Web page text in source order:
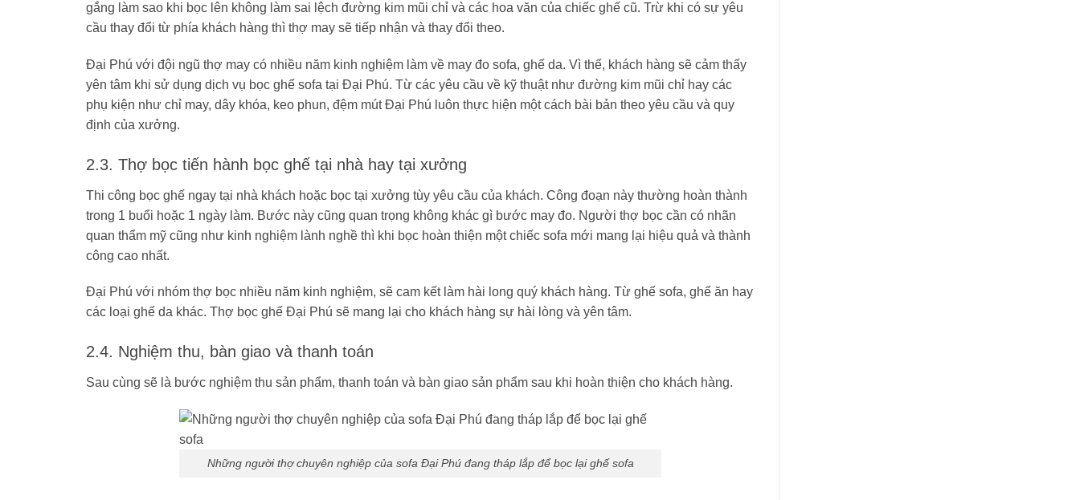
gắng làm sao khi bọc lên không làm sai lệch đường kim mũi chỉ và các hoa văn của chiếc ghế cũ. Trừ khi có sự yêu
cầu thay đổi từ phía khách hàng thì thợ may sẽ tiếp nhận và thay đổi theo.
Đại Phú với đội ngũ thợ may có nhiều năm kinh nghiệm làm về may đo sofa, ghế da. Vì thế, khách hàng sẽ cảm thấy
yên tâm khi sử dụng dịch vụ bọc ghế sofa tại Đại Phú. Từ các yêu cầu về kỹ thuật như đường kim mũi chỉ hay các
phụ kiện như chỉ may, dây khóa, keo phun, đệm mút Đại Phú luôn thực hiện một cách bài bản theo yêu cầu và quy
định của xưởng.
2.3. Thợ bọc tiến hành bọc ghế tại nhà hay tại xưởng
Thi công bọc ghế ngay tại nhà khách hoặc bọc tại xưởng tùy yêu cầu của khách. Công đoạn này thường hoàn thành
trong 1 buổi hoặc 1 ngày làm. Bước này cũng quan trọng không khác gì bước may đo. Người thợ bọc cần có nhãn
quan thẩm mỹ cũng như kinh nghiệm lành nghề thì khi bọc hoàn thiện một chiếc sofa mới mang lại hiệu quả và thành
công cao nhất.
Đại Phú với nhóm thợ bọc nhiều năm kinh nghiệm, sẽ cam kết làm hài long quý khách hàng. Từ ghế sofa, ghế ăn hay
các loại ghế da khác. Thợ bọc ghế Đại Phú sẽ mang lại cho khách hàng sự hài lòng và yên tâm.
2.4. Nghiệm thu, bàn giao và thanh toán
Sau cùng sẽ là bước nghiệm thu sản phẩm, thanh toán và bàn giao sản phẩm sau khi hoàn thiện cho khách hàng.
Những người thợ chuyên nghiệp của sofa Đại Phú đang tháp lắp để bọc lại ghế sofa